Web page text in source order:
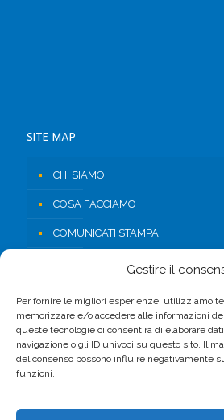
Gestire il
Per fornire le migliori esperienze, utilizziamo
memorizzare e/o accedere alle informazioni
queste tecnologie ci consentirà di elaborare
navigazione o gli ID univoci su questo sito. Il
del consenso possono influire negativamente
funzioni.
SITE MAP
CHI SIAMO
COSA FACCIAMO
COMUNICATI STAMPA
AREA RISERVATA
FACEBOOK